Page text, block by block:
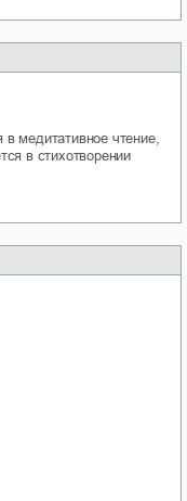
медитативное чтение,
в стихотворении